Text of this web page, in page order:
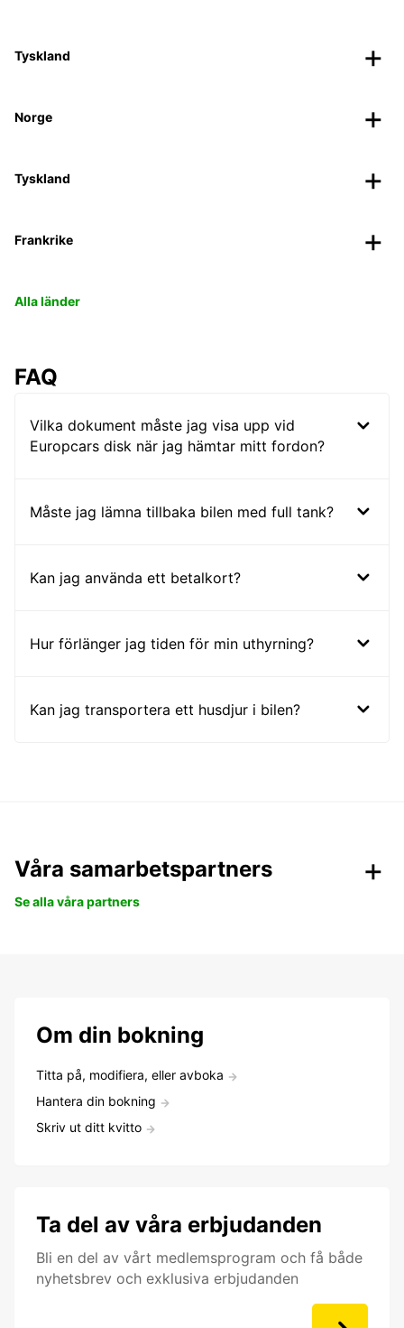
Tyskland
Norge
Tyskland
Frankrike
Alla länder
FAQ
Vilka dokument måste jag visa upp vid
Europcars disk när jag hämtar mitt fordon?
Måste jag lämna tillbaka bilen med full tank?
Kan jag använda ett betalkort?
Hur förlänger jag tiden för min uthyrning?
Kan jag transportera ett husdjur i bilen?
Våra samarbetspartners
Se alla våra partners
Om din bokning
Titta på, modifiera, eller avboka
Hantera din bokning
Skriv ut ditt kvitto
Ta del av våra erbjudanden
Bli en del av vårt medlemsprogram och få både
nyhetsbrev och exklusiva erbjudanden